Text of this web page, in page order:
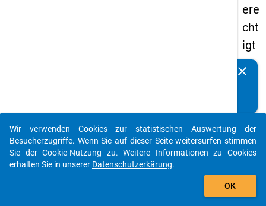
ere
cht
igt
en
s
20
08
clear
auto_stories
add_shopping_cart
Wir verwenden Cookies zur statistischen Auswertung der
Besucherzugriffe. Wenn Sie auf dieser Seite weitersurfen stimmen
Sie der Cookie-Nutzung zu. Weitere Informationen zu Cookies
erhalten Sie in unserer Datenschutzerkärung.
OK